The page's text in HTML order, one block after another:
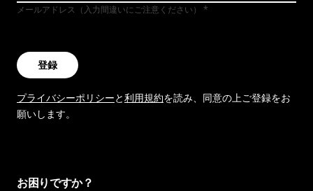
メールアドレス（入力間違いにご注意ください）
登録
プライバシーポリシーと利用規約を読み、同意の上ご登録をお
願いします。
お困りですか？